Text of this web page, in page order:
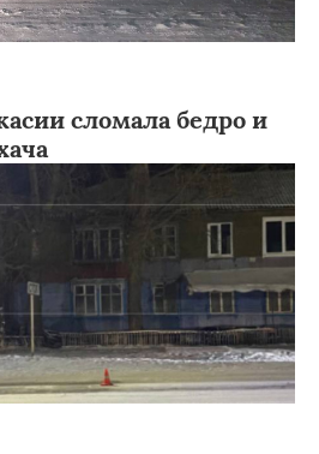
сломала бедро и